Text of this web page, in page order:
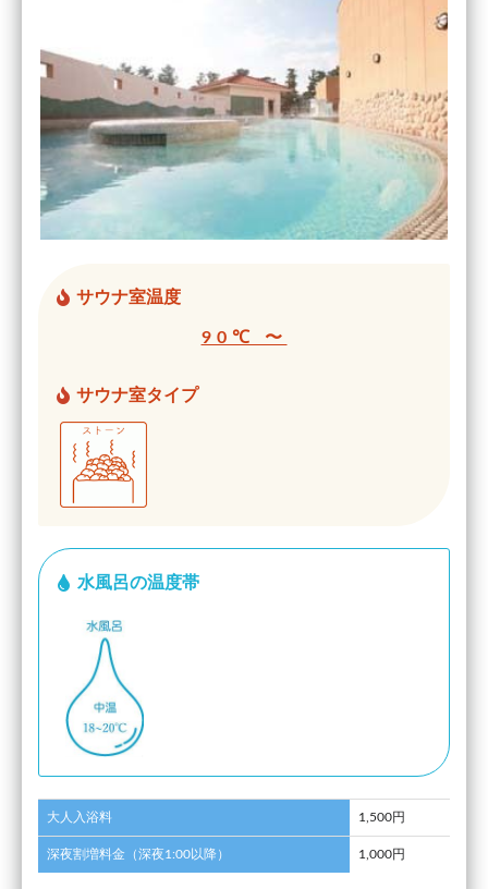
サウナ室温度
90℃ 〜
サウナ室タイプ
水風呂の温度帯
大人入浴料 1,500円
深夜割増料金（深夜1:00以降） 1,000円